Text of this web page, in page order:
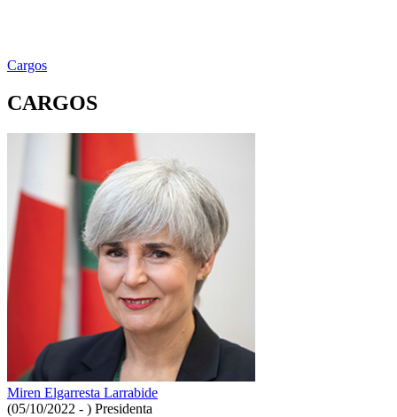
Cargos
CARGOS
Miren Elgarresta Larrabide
(05/10/2022 - ) Presidenta